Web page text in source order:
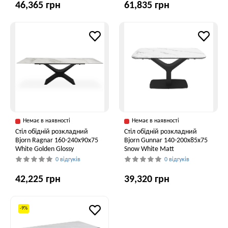
46,365 грн 61,835 грн
Немає в наявності
Стіл обідній розкладний
Bjorn Ragnar 160-240х90х75
White Golden Glossy
0 відгуків
42,225 грн
Немає в наявності
Стіл обідній розкладний
Bjorn Gunnar 140-200х85х75
Snow White Matt
0 відгуків
39,320 грн
-9%